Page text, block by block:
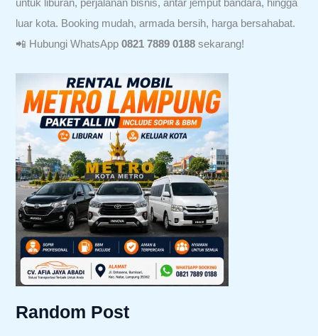
untuk liburan, perjalanan bisnis, antar jemput bandara, hingga
luar kota. Booking mudah, armada bersih, harga bersahabat.
📲 Hubungi WhatsApp0821 7889 0188 sekarang!
Random Post